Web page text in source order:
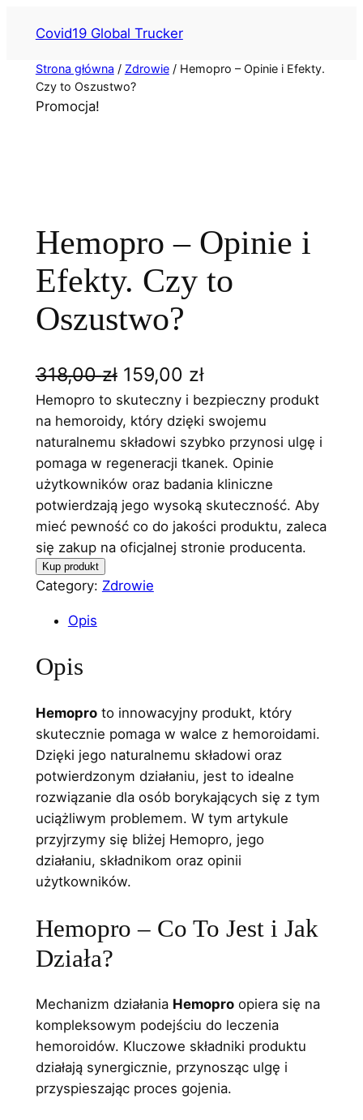
Covid19 Global Trucker
Strona główna / Zdrowie/ Hemopro – Opinie i Efekty.
Czy to Oszustwo?
Promocja!
Hemopro – Opinie i
Efekty. Czy to
Oszustwo?
318,00zł P
i
e
r
w
o
t
a
w
y
n
o
s
i
a
3
1
8
,
159,00 złA
k
t
u
a
l
n
w
y
n
o
s
i
5
,
0
0
Hemopro to skuteczny i bezpieczny produkt
na hemoroidy, który dzięki swojemu
naturalnemu składowi szybko przynosi ulgę i
pomaga w regeneracji tkanek. Opinie
użytkowników oraz badania kliniczne
potwierdzają jego wysoką skuteczność. Aby
mieć pewność co do jakości produktu, zaleca
się zakup na oficjalnej stronie producenta.
Kup produkt
Category: Zdrowie
Opis
Opis
Hemoproto innowacyjny produkt, który
skutecznie pomaga w walce z hemoroidami.
Dzięki jego naturalnemu składowi oraz
potwierdzonym działaniu, jest to idealne
rozwiązanie dla osób borykających się z tym
uciążliwym problemem. W tym artykule
przyjrzymy się bliżej Hemopro, jego
działaniu, składnikom oraz opinii
użytkowników.
Hemopro – Co To Jest i Jak
Działa?
Mechanizm działania Hemoproopiera się na
kompleksowym podejściu do leczenia
hemoroidów. Kluczowe składniki produktu
działają synergicznie, przynosząc ulgę i
przyspieszając proces gojenia.